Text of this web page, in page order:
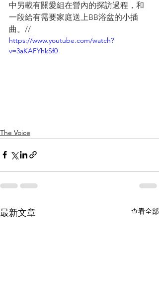
中另載有關愛組在營內的探訪過程，和
一段給有需要家庭送上BB浴盆的小插
曲。//
https://www.youtube.com/watch?
v=3aKAFYhkSf0
The Voice
最新文章 查看全部